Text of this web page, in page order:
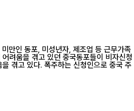
인으로 중국 주